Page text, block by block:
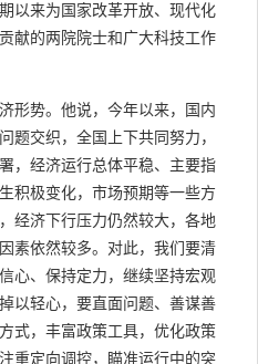
以来为国家改革开放、现代化
献的两院院士和广大科技工作
势。他说，今年以来，国内
题交织，全国上下共同努力，
，经济运行总体平稳、主要指
积极变化，市场预期等一些方
经济下行压力仍然较大，各地
素依然较多。对此，我们要清
心、保持定力，继续坚持宏观
以轻心，要直面问题、善谋善
式，丰富政策工具，优化政策
重定向调控，瞄准运行中的突